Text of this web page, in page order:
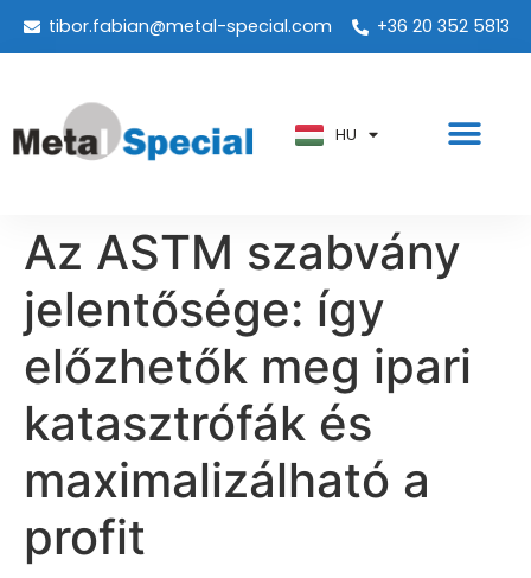
tibor.fabian@metal-special.com +36 20 352 5813
HU
PT
AR
Az ASTM szabvány
jelentősége: így
előzhetők meg ipari
katasztrófák és
maximalizálható a
profit